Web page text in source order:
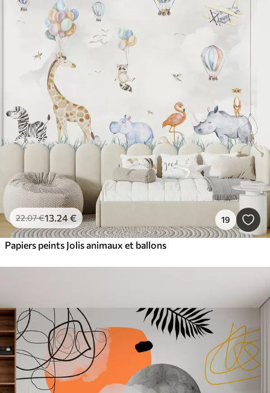
22.07€13.24€ 19
Papiers peints Jolis animaux et ballons